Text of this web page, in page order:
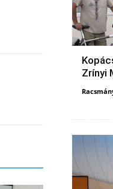
Zrínyi